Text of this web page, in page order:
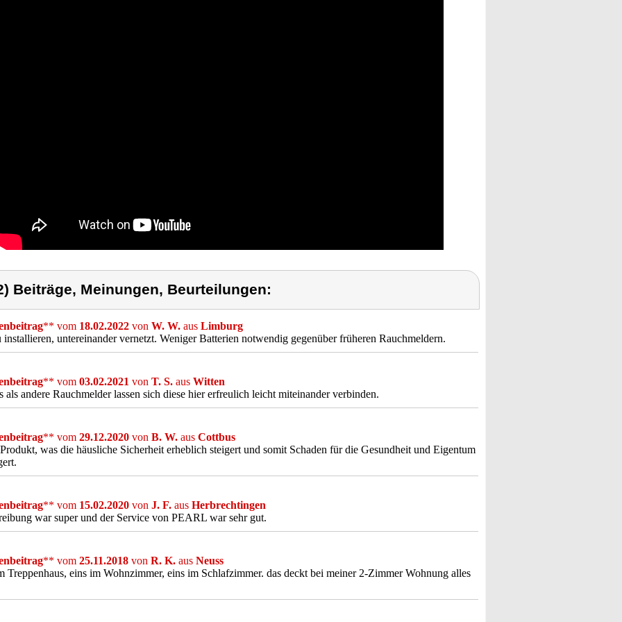
Beiträge, Meinungen, Beurteilungen:
** vom 18.02.2022 von W. W. aus Limburg
installieren, untereinander vernetzt. Weniger Batterien notwendig gegenüber früheren Rauchmeldern.
** vom 03.02.2021 von T. S. aus Witten
als andere Rauchmelder lassen sich diese hier erfreulich leicht miteinander verbinden.
** vom 29.12.2020 von B. W. aus Cottbus
was die häusliche Sicherheit erheblich steigert und somit Schaden für die Gesundheit und Eigentum
** vom 15.02.2020 von J. F. aus Herbrechtingen
war super und der Service von PEARL war sehr gut.
** vom 25.11.2018 von R. K. aus Neuss
Treppenhaus, eins im Wohnzimmer, eins im Schlafzimmer. das deckt bei meiner 2-Zimmer Wohnung alles